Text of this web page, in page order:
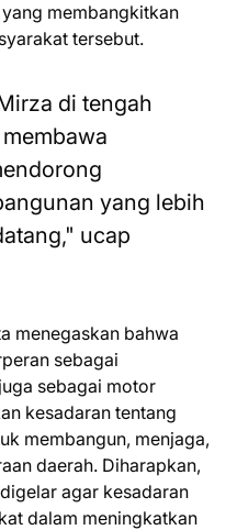
membangkitkan
tersebut.
di tengah
yang lebih
ucap
menegaskan bahwa
sebagai
sebagai motor
kesadaran tentang
membangun, menjaga,
daerah. Diharapkan,
agar kesadaran
dalam meningkatkan